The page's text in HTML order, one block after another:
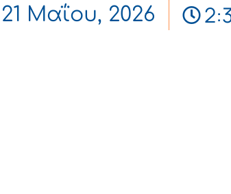
21 Μαΐου, 2026